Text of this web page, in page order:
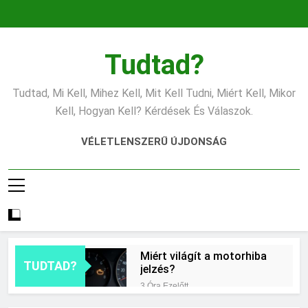
Tudtad?
Tudtad, Mi Kell, Mihez Kell, Mit Kell Tudni, Miért Kell, Mikor
Kell, Hogyan Kell? Kérdések És Válaszok.
VÉLETLENSZERŰ ÚJDONSÁG
TUDTAD?
Miért világít a motorhiba
jelzés?
3 Óra Ezelőtt